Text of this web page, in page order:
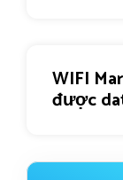
WIFI
được